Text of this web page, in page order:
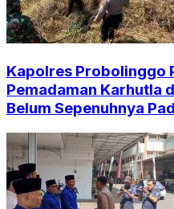
Kapolres Probolinggo
Pemadaman Karhutla
Belum Sepenuhnya